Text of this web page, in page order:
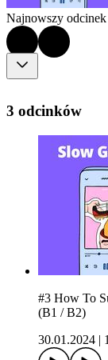
Najnowszy odcinek
3 odcinków
#3 How To
(B1 / B2)
30.01.2024 |